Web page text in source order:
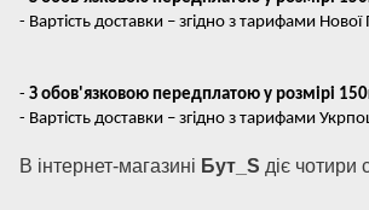
- Вартість доставки – згідно з тарифами
- З обов'язковою передплатою у розмірі
- Вартість доставки – згідно з тарифами
В інтернет-магазині Бут_S діє чотири